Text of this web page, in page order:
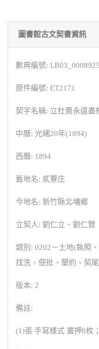
圖書館古文契書資訊
數典編號: LB03_0008925
原件編號: ET2171
契字名稱: 立杜賣永遠盡
中曆: 光緒20年(1894)
西曆: 1894
舊地名: 貳藔庄
今地名: 新竹縣北埔鄉
立契人: 劉仁立、劉仁贊
類別: 0202－土地(執照
找洗、佃批、墾約、契
版本: 2
備註:
(1)張 手寫樣式 畫押8枚